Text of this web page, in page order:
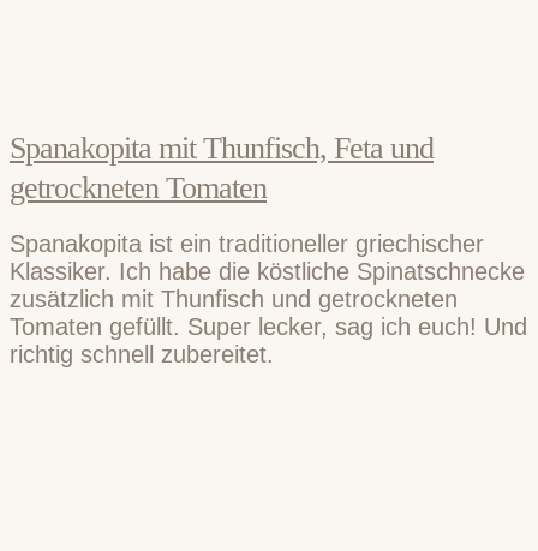
Spanakopita mit Thunfisch, Feta und
getrockneten Tomaten
Spanakopita ist ein traditioneller griechischer
Klassiker. Ich habe die köstliche Spinatschnecke
zusätzlich mit Thunfisch und getrockneten
Tomaten gefüllt. Super lecker, sag ich euch! Und
richtig schnell zubereitet.